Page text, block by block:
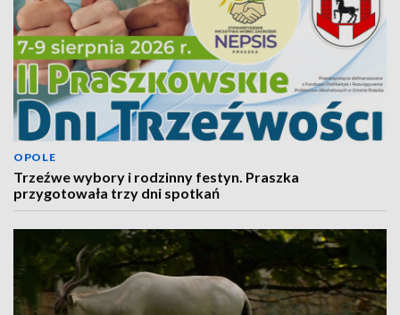
OPOLE
Trzeźwe wybory i rodzinny festyn. Praszka
przygotowała trzy dni spotkań